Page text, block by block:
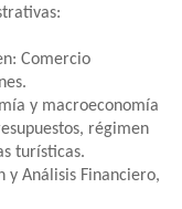
Comercio
y macroeconomía
régimen
turísticas.
y Análisis Financiero,